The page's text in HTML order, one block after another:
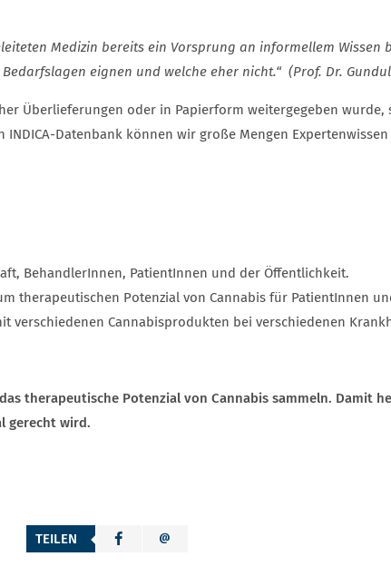
Medizin bereits ein Vorsprung an informellem Wissen
eignen und welche eher nicht.“ (Prof. Dr.
Überlieferungen oder in Papierform weitergegeben
Datenbank können wir große Mengen
BehandlerInnen, PatientInnen und der Öffentlichkeit.
therapeutischen Potenzial von Cannabis für PatientInnen
verschiedenen Cannabisprodukten bei verschiedenen
therapeutische Potenzial von Cannabis sammeln. Damit
gerecht wird.
TEILEN